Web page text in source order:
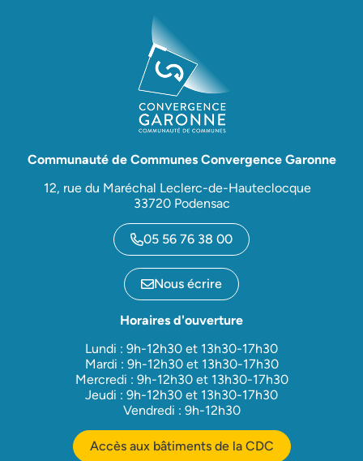
Communauté de Communes Convergence Garonne
12, rue du Maréchal Leclerc-de-Hauteclocque
33720 Podensac
05 56 76 38 00
Nous écrire
Horaires d'ouverture
Lundi : 9h-12h30 et 13h30-17h30
Mardi : 9h-12h30 et 13h30-17h30
Mercredi : 9h-12h30 et 13h30-17h30
Jeudi : 9h-12h30 et 13h30-17h30
Vendredi : 9h-12h30
Accès aux bâtiments de la CDC